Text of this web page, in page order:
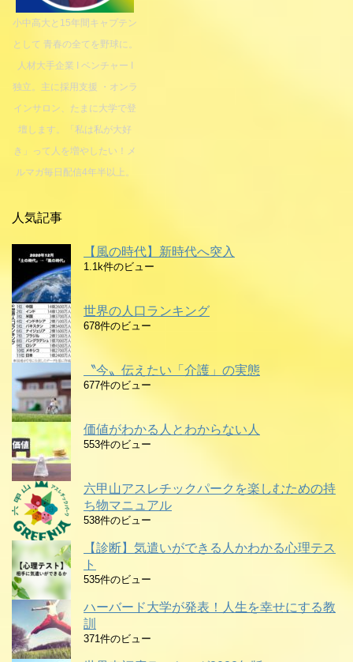
小中高大と15年間キャプテン
として 青春の全てを野球に。
人材大手企業 I ベンチャー I
独立。主に採用支援 ・オンラ
インサロン、たまに大学で登
壇します。「私は私が大好
き」って人を増やしたい！メ
ルマガ毎日配信4年半以上。
人気記事
【風の時代】新時代へ突入
1.1k件のビュー
世界の人口ランキング
678件のビュー
〝今〟伝えたい「介護」の実態
677件のビュー
価値がわかる人とわからない人
553件のビュー
六甲山アスレチックパークを楽しむための持
ち物マニュアル
538件のビュー
【診断】気遣いができる人かわかる心理テス
ト
535件のビュー
ハーバード大学が発表！人生を幸せにする教
訓
371件のビュー